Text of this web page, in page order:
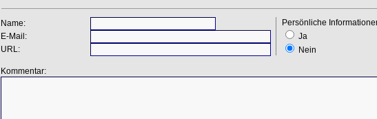
Name:
Persönliche
Ja
Nein
E-Mail:
URL:
Kommentar: